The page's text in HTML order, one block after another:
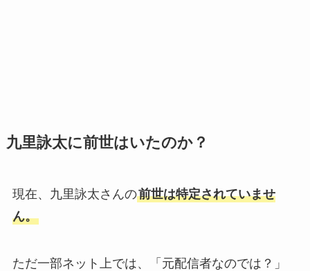
九里詠太に前世はいたのか？
現在、九里詠太さんの前世は特定されていませ
ん。
ただ一部ネット上では、「元配信者なのでは？」